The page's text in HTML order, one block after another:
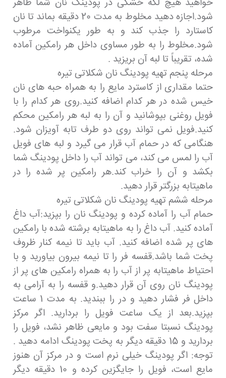
شود.اجازه دهید مخلوط به مدت 20 دقیقه بماند تا نان
کاستارد را جذب کند و به طور یکنواخت مرطوب
شود.مخلوط را به طور مساوی داخل هر رامکین آماده
شده، تقریباً تا لبه آن بریزید .
مرحله پنجم تهیه پودینگ نان شکلاتی تیره
حتما مقداری از کاسترد مایع را به همراه حبه های نان
خیس شده در هر کدام اضافه کنید.روی هر کدام را با
فویل روغنی بپوشانید و آن را به لبه هر رامکین محکم
کنید.فویل نمی تواند روی دو طرف تابه آویزان شود.
هنگامی که در حمام آب قرار می گیرد و لبه های فویل
آب را لمس می کند، می تواند آب را داخل پودینگ شما
بکشد و آن را خراب کند.هر رامکین پر شده را در
ماهیتابه بزرگتر قرار دهید.
مرحله ششم تهیه پودینگ نان شکلاتی تیره
حمام آب را آماده کرده و پودینگ نان را بپزید:آب داغ
آماده کنید. آب داغ را به ماهیتابه برشته شده با رامکین
های پر شده اضافه کنید. آب باید تا نیمه کنار ظروف
پخت شما باشد.قفسه فر را تا نیمه بیرون بیاورید و با
احتیاط ماهیتابه پر از آب را به همراه رامکین های پر از
پودینگ نان روی آن قرار دهید.و قفسه را به آرامی به
داخل فر فشار دهید و در را ببندید. به مدت 1 ساعت
بپزید.بعد از یک ساعت فویل را بردارید. اگر مرکز
پودینگ نسبتا سفت بود و مایعی ظاهر نشد، فویل را
بردارید و 15 دقیقه دیگر به پخت پودینگ ادامه دهید .
توجه: اگر پودینگ خیلی نرم است و در مرکز آن هنوز
مایع است، فویل را جایگزین کرده و 10 دقیقه دیگر